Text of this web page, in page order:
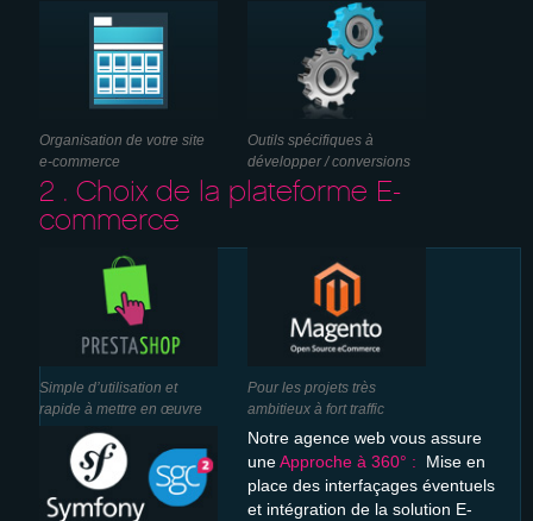
Organisation de votre site
e-commerce
Outils spécifiques à
développer / conversions
2 . Choix de la plateforme E-
commerce
Simple d’utilisation et
rapide à mettre en œuvre
Pour les projets très
ambitieux à fort traffic
Notre agence web vous assure
uneApproche à 360° : Mise en
place des interfaçages éventuels
et intégration de la solution E-